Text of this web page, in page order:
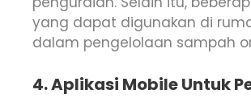
yang dapat digunakan di
dalam pengelolaan sampah
4. Aplikasi Mobile Untuk